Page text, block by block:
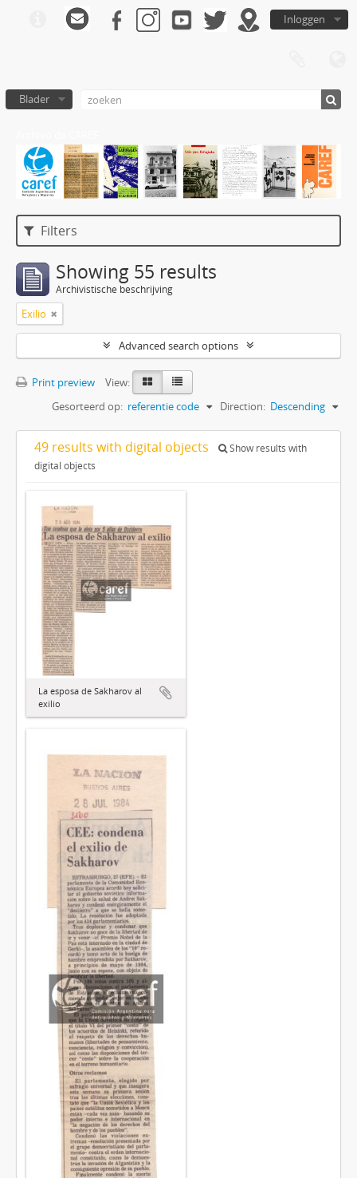
Inloggen
Blader
Filters
Showing 55 results
Archivistische beschrijving
Exilio
Advanced search options
Print preview
View:
Gesorteerd op: referentie code Direction: Descending
49 results with digital objects
Show results with
digital objects
La esposa de Sakharov al
exilio